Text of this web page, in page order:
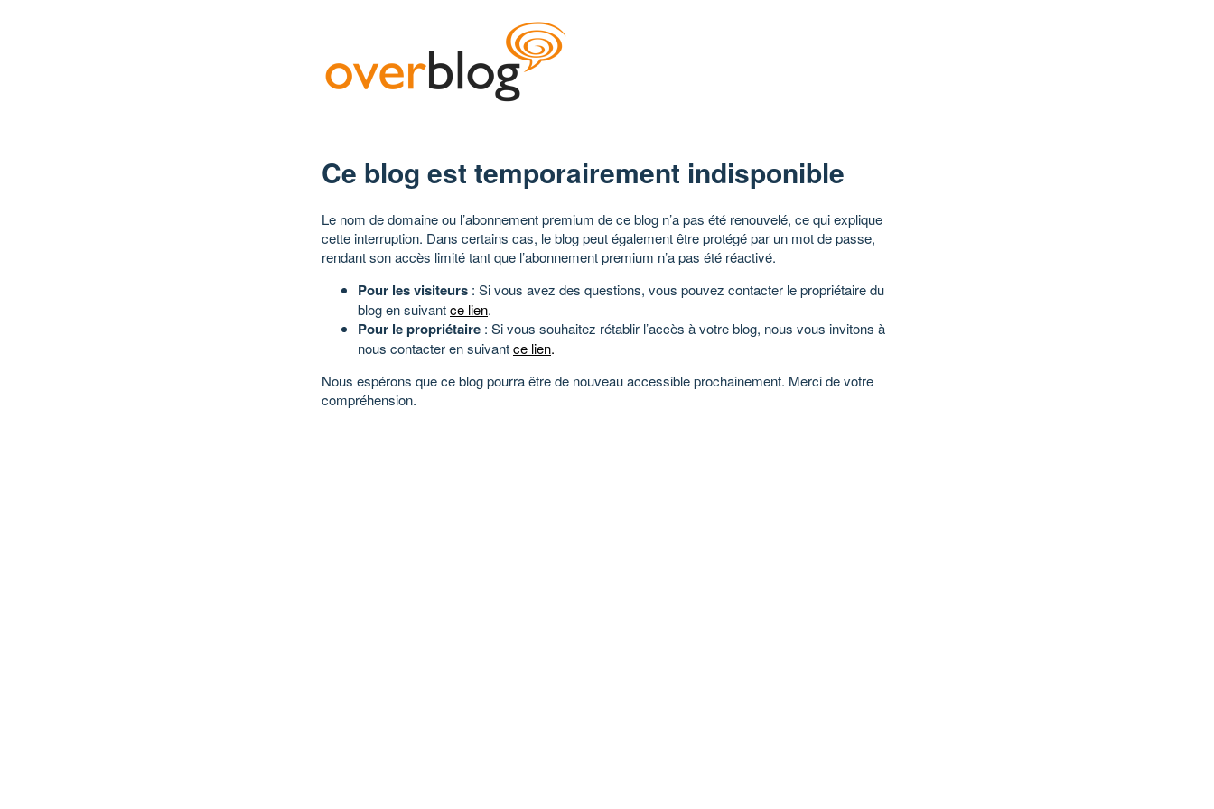
Ce blog est temporairement indisponible
Le nom de domaine ou l’abonnement premium de ce blog n’a pas été renouvelé, ce qui explique
cette interruption. Dans certains cas, le blog peut également être protégé par un mot de passe,
rendant son accès limité tant que l’abonnement premium n’a pas été réactivé.
Pour les visiteurs : Si vous avez des questions, vous pouvez contacter le propriétaire du
blog en suivantce lien.
Pour le propriétaire : Si vous souhaitez rétablir l’accès à votre blog, nous vous invitons à
nous contacter en suivantce lien.
Nous espérons que ce blog pourra être de nouveau accessible prochainement. Merci de votre
compréhension.